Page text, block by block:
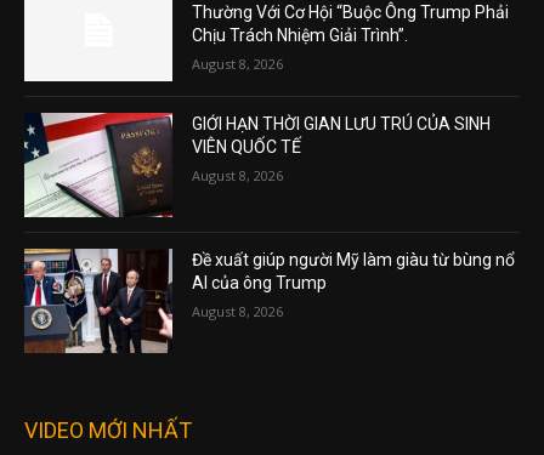
Thường Với Cơ Hội “Buộc Ông Trump Phải
Chịu Trách Nhiệm Giải Trình”.
August 8, 2026
GIỚI HẠN THỜI GIAN LƯU TRÚ CỦA SINH
VIÊN QUỐC TẾ
August 8, 2026
Đề xuất giúp người Mỹ làm giàu từ bùng nổ
AI của ông Trump
August 8, 2026
VIDEO MỚI NHẤT